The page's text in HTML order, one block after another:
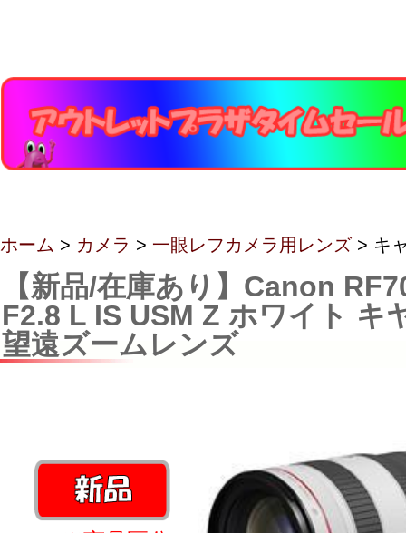
ホーム > カメラ > 一眼レフカメラ用レンズ > キ
【新品/在庫あり】Canon
F2.8 L IS USM Z ホワイト キ
望遠ズームレンズ